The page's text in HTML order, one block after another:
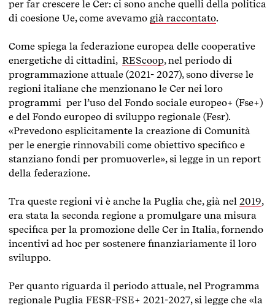
per far crescere le Cer: ci sono anche quelli della politica
di coesione Ue, come avevamo già raccontato.
Come spiega la federazione europea delle cooperative
energetiche di cittadini, REScoop, nel periodo di
programmazione attuale (2021- 2027), sono diverse le
regioni italiane che menzionano le Cer nei loro
programmi per l’uso del Fondo sociale europeo+ (Fse+)
e del Fondo europeo di sviluppo regionale (Fesr).
«Prevedono esplicitamente la creazione di Comunità
per le energie rinnovabili come obiettivo specifico e
stanziano fondi per promuoverle», si legge in un report
della federazione.
Tra queste regioni vi è anche la Puglia che, già nel 2019,
era stata la seconda regione a promulgare una misura
specifica per la promozione delle Cer in Italia, fornendo
incentivi ad hoc per sostenere finanziariamente il loro
sviluppo.
Per quanto riguarda il periodo attuale, nel Programma
regionale Puglia FESR-FSE+ 2021-2027, si legge che «la